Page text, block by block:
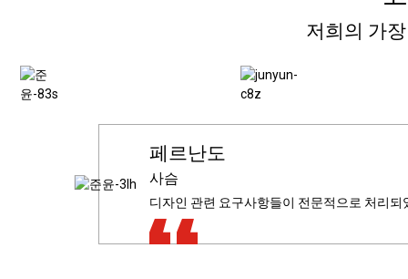
저희의 가
타 도흐초르
기술 관리자
미국
초기 상담부터 특정 산업 분야에서 고객이 설
Goldenlaser는 단순한 장비가 아닌 포괄적인
페르난도
사슴
디자인 관련 요구사항들이 전문적으로 처리
줄리아
독일
포장이 튼튼해서 제품이 손상 없이 잘 도착했
안드레아스
영국
맞춤 디자인은 저희 기대에 완벽하게 부합했
전하게 배송되었습니다. 이번 협업에 매우 만
카를로스
멕시코
서비스는 매우 전문적이었고, 제품 품질은 만
루카스
영국
켈시는 항상 원활한 소통을 유지하며 모든 일
다.